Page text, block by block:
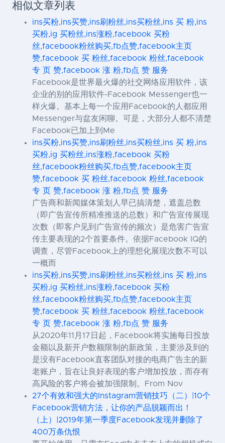
相似文章列表
ins买粉,ins买赞,ins刷粉丝,ins买粉丝,ins 买 粉,ins
买粉,ig 买粉丝,ins涨粉,facebook 买粉
丝,facebook粉丝购买,fb点赞,facebook主页
赞,facebook 买 粉丝,facebook 粉丝,facebook
专 页 赞,facebook 涨 粉,fb点 赞 服务
Facebook是世界最火爆的社交网络应用软件，该
企业的别的应用软件-Facebook Messenger也一
样火爆。基本上每一个应用Facebook的人都应用
Messenger与盆友闲聊。可是，大部分人都不清楚
Facebook已加上到Me
ins买粉,ins买赞,ins刷粉丝,ins买粉丝,ins 买 粉,ins
买粉,ig 买粉丝,ins涨粉,facebook 买粉
丝,facebook粉丝购买,fb点赞,facebook主页
赞,facebook 买 粉丝,facebook 粉丝,facebook
专 页 赞,facebook 涨 粉,fb点 赞 服务
广告商和新闻媒体策划人早已搞清楚，遮盖总数
（即广告宣传所精准推送的总数）和广告宣传展现
次数（即客户见到广告宣传的频次）是危害广告宣
传主要表现的2个首要条件。依据Facebook IQ的
调查，尽管Facebook上的理想化展现次数不可以
一概而
ins买粉,ins买赞,ins刷粉丝,ins买粉丝,ins 买 粉,ins
买粉,ig 买粉丝,ins涨粉,facebook 买粉
丝,facebook粉丝购买,fb点赞,facebook主页
赞,facebook 买 粉丝,facebook 粉丝,facebook
专 页 赞,facebook 涨 粉,fb点 赞 服务
从2020年11月17日起，Facebook将实施每日投放
金额以及新开户数额限制的新政策，主要涉及到的
是没有Facebook直客团队对接的电商广告主的新
老账户，旨在让良好表现的客户增加投放，而存有
高风险的客户将会被加强限制。From Nov
27个有效和强大的Instagram营销技巧（二）|10个
Facebook营销方法，让你的产品脱颖而出！
（上）|2019年第一季度Facebook发现并删除了
400万条仇恨